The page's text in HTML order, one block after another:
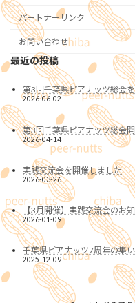
パートナーリンク
お問い合わせ
最近の投稿
第3回千葉県ピアナッツ総会
2026-06-02
第3回千葉県ピアナッツ総会
2026-04-14
実践交流会を開催しました
2026-03-26
【3月開催】実践交流会のお
2026-01-09
千葉県ピアナッツ7周年の集
2025-12-09